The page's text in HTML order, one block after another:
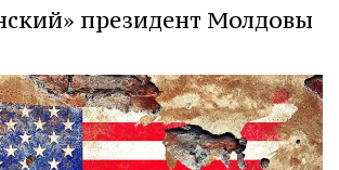
президент Молдовы